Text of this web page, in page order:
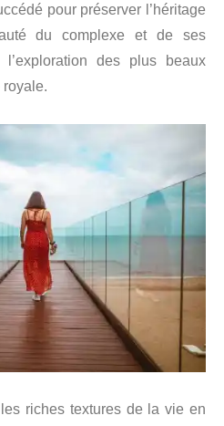
pour préserver l’héritage
du complexe et de ses
des plus beaux
royale.
riches textures de la vie en